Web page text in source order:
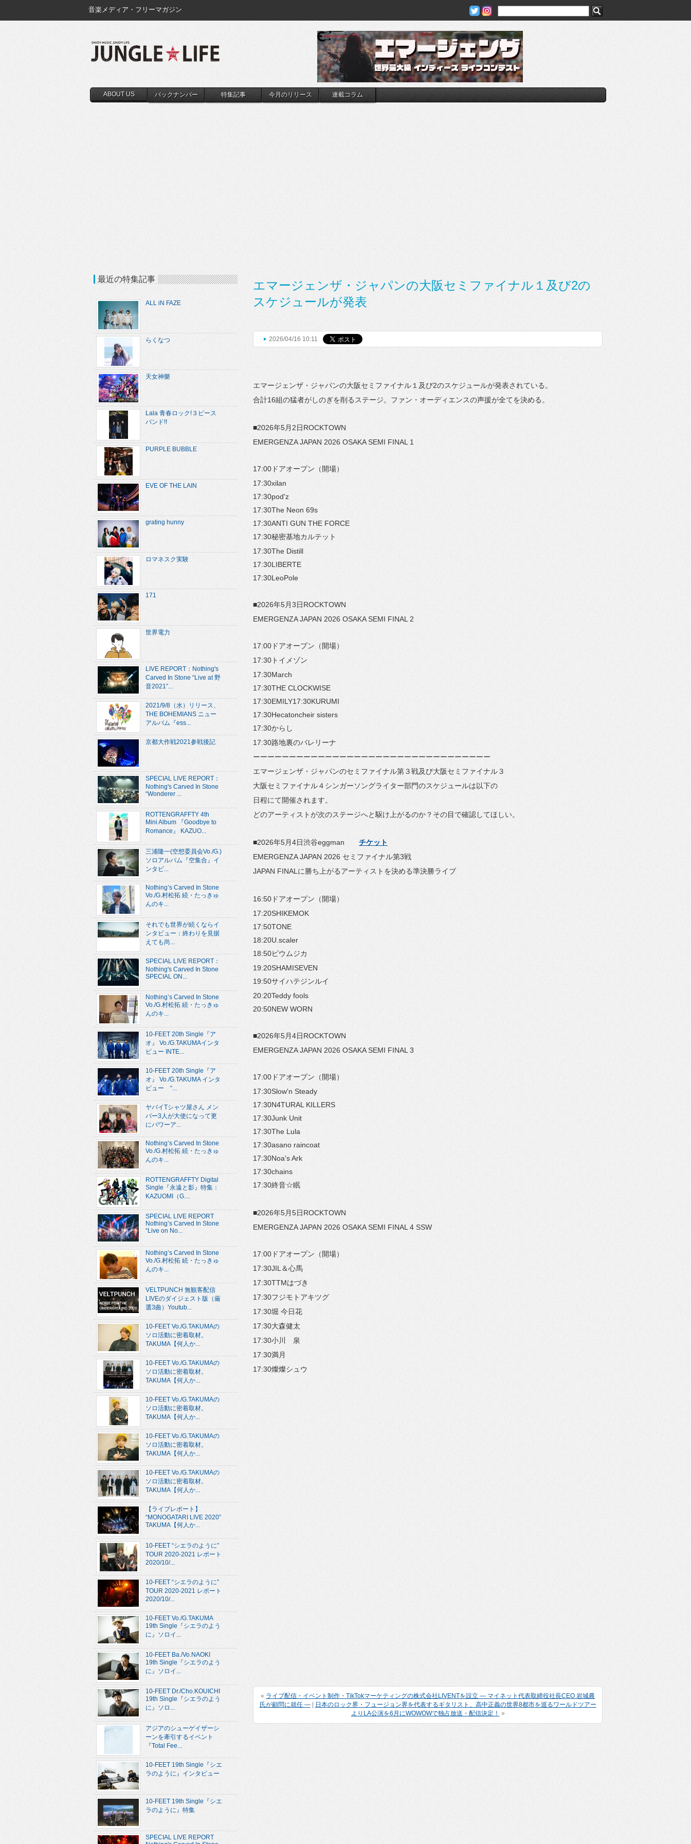
音楽メディア・フリーマガジン
ABOUT US バックナンバー 特集記事 今月のリリース 連載コラム
エマージェンザ・ジャパンの大阪セミファイナル１及び2の
スケジュールが発表
2026/04/16 10:11
エマージェンザ・ ジャパンの大阪セミファイナル１及び2のスケジュールが発表されている。
合計16組の猛者がしのぎを削るステージ。ファン・ オーディエンスの声援が全てを決める。
■2026年5月2日ROCKTOWN
EMERGENZA JAPAN 2026 OSAKA SEMI FINAL 1
17:00ドアオープン（開場）
17:30xilan
17:30pod'z
17:30The Neon 69s
17:30ANTI GUN THE FORCE
17:30秘密基地カルテット
17:30The Distill
17:30LIBERTE
17:30LeoPole
■2026年5月3日ROCKTOWN
EMERGENZA JAPAN 2026 OSAKA SEMI FINAL 2
17:00ドアオープン（開場）
17:30トイメゾン
17:30March
17:30THE CLOCKWISE
17:30EMILY17:30KURUMI
17:30Hecatoncheir sisters
17:30からし
17:30路地裏のバレリーナ
ーーーーーーーーーーーーーーーーーーーーーーーーーーーーーーーーー
エマージェンザ・ ジャパンのセミファイナル第３戦及び大阪セミファイナル３
大阪セミファイナル４シンガーソングライター部門のスケジュールは以下の
日程にて開催されます。
どのアーティストが次のステージへと駆け上がるのか？ その目で確認してほしい。
■2026年5月4日渋谷eggman チケット
EMERGENZA JAPAN 2026 セミファイナル第3戦
JAPAN FINALに勝ち上がるアーティストを決める準決勝ライブ
16:50ドアオープン（開場）
17:20SHIKEMOK
17:50TONE
18:20U.scaler
18:50ピウムジカ
19:20SHAMISEVEN
19:50サイハテジンルイ
20:20Teddy fools
20:50NEW WORN
■2026年5月4日ROCKTOWN
EMERGENZA JAPAN 2026 OSAKA SEMI FINAL 3
17:00ドアオープン（開場）
17:30Slow'n Steady
17:30N4TURAL KILLERS
17:30Junk Unit
17:30The Lula
17:30asano raincoat
17:30Noa's Ark
17:30chains
17:30終音☆眠
■2026年5月5日ROCKTOWN
EMERGENZA JAPAN 2026 OSAKA SEMI FINAL 4 SSW
17:00ドアオープン（開場）
17:30JIL＆心馬
17:30TTMはづき
17:30フジモトアキツグ
17:30堀 今日花
17:30大森健太
17:30小川 泉
17:30満月
17:30燦燦シュウ
« ライブ配信・イベント制作・TikTokマーケティングの株式会社LIVENTを設立 ― マイネット代表取締役社長CEO 岩城農
氏が顧問に就任 ―|
日本のロック界・フュージョン界を代表するギタリスト、高中正義の世界8都市を巡るワールドツアー
よりLA公演を6月にWOWOWで独占放送・配信決定！ »
最近の特集記事
ALL iN FAZE
らくなつ
天女神樂
Lala 青春ロック!３ピース
バンド!!
PURPLE BUBBLE
EVE OF THE LAIN
grating hunny
ロマネスク実験
171
世界電力
LIVE REPORT：Nothing's
Carved In Stone “Live at 野
音2021”...
2021/9/8（水）リリース、
THE BOHEMIANS ニュー
アルバム『ess...
京都大作戦2021参戦後記
SPECIAL LIVE REPORT：
Nothing's Carved In Stone
“Wonderer ...
ROTTENGRAFFTY 4th
Mini Album 『Goodbye to
Romance』 KAZUO...
三浦隆一(空想委員会Vo./G.)
ソロアルバム『空集合』イ
ンタビ...
Nothing’s Carved In Stone
Vo./G.村松拓 続・たっきゅ
んのキ...
それでも世界が続くならイ
ンタビュー：終わりを見据
えても尚...
SPECIAL LIVE REPORT：
Nothing's Carved In Stone
SPECIAL ON...
Nothing’s Carved In Stone
Vo./G.村松拓 続・たっきゅ
んのキ...
10-FEET 20th Single『ア
オ』 Vo./G.TAKUMAインタ
ビュー INTE...
10-FEET 20th Single『ア
オ』 Vo./G.TAKUMA インタ
ビュー “...
ヤバイTシャツ屋さん メン
バー3人が大使になって更
にパワーア...
Nothing’s Carved In Stone
Vo./G.村松拓 続・たっきゅ
んのキ...
ROTTENGRAFFTY Digital
Single『永遠と影』特集：
KAZUOMI（G....
SPECIAL LIVE REPORT
Nothing’s Carved In Stone
“Live on No...
Nothing’s Carved In Stone
Vo./G.村松拓 続・たっきゅ
んのキ...
VELTPUNCH 無観客配信
LIVEのダイジェスト版（厳
選3曲）Youtub...
10-FEET Vo./G.TAKUMAの
ソロ活動に密着取材。
TAKUMA【何人か...
10-FEET Vo./G.TAKUMAの
ソロ活動に密着取材。
TAKUMA【何人か...
10-FEET Vo./G.TAKUMAの
ソロ活動に密着取材。
TAKUMA【何人か...
10-FEET Vo./G.TAKUMAの
ソロ活動に密着取材。
TAKUMA【何人か...
10-FEET Vo./G.TAKUMAの
ソロ活動に密着取材。
TAKUMA【何人か...
【ライブレポート】
“MONOGATARI LIVE 2020”
TAKUMA【何人か...
10-FEET “シエラのように”
TOUR 2020-2021 レポート
2020/10/...
10-FEET “シエラのように”
TOUR 2020-2021 レポート
2020/10/...
10-FEET Vo./G.TAKUMA
19th Single『シエラのよう
に』ソロイ...
10-FEET Ba./Vo.NAOKI
19th Single『シエラのよう
に』ソロイ...
10-FEET Dr./Cho.KOUICHI
19th Single『シエラのよう
に』ソロ...
アジアのシューゲイザーシ
ーンを牽引するイベント
『Total Fee...
10-FEET 19th Single『シエ
ラのように』インタビュー
10-FEET 19th Single『シエ
ラのように』特集
SPECIAL LIVE REPORT